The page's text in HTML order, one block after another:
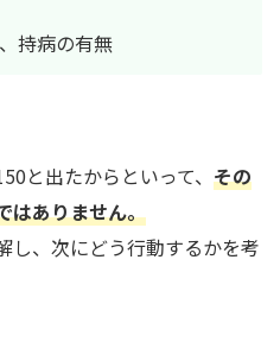
持病の有無
と出たからといって、 その
はありません。
し、次にどう行動するかを考